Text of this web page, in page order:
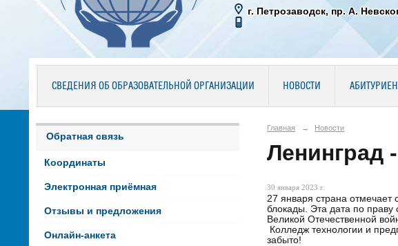
г. Петрозаводск, пр. А.
СВЕДЕНИЯ ОБ ОБРАЗОВАТЕЛЬНОЙ ОРГАНИЗАЦИИ НОВОСТИ
Обратная связь
Координаты
Электронная приёмная
Отзывы и предложения
Онлайн-анкета
Главная → Новости
Ленинград
30 января 2023 г.
27 января страна отмечает
блокады. Эта дата по праву
Великой Отечественной
Колледж технологии и
забыто!